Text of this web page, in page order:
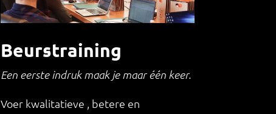
Beurstraining
Een eerste indruk maak je maar één keer.
Voer kwalitatieve , betere en